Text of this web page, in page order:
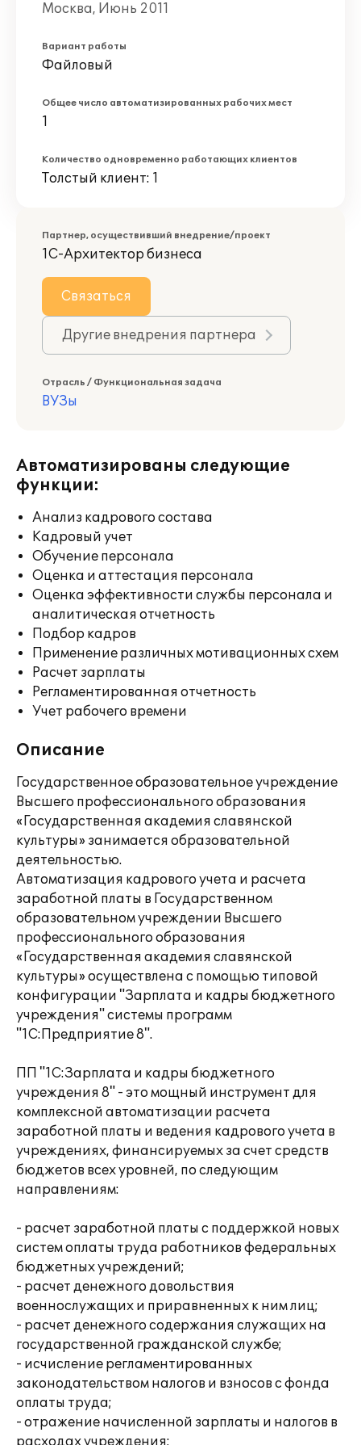
Москва, Июнь 2011
Вариант работы
Файловый
Общее число автоматизированных рабочих мест
1
Количество одновременно работающих клиентов
Толстый клиент: 1
Партнер, осуществивший внедрение/проект
1С-Архитектор бизнеса
Связаться
Другие внедрения партнера
Отрасль / Функциональная задача
ВУЗы
Автоматизированы следующие
функции:
Анализ кадрового состава
Кадровый учет
Обучение персонала
Оценка и аттестация персонала
Оценка эффективности службы персонала и
аналитическая отчетность
Подбор кадров
Применение различных мотивационных схем
Расчет зарплаты
Регламентированная отчетность
Учет рабочего времени
Описание
Государственное образовательное учреждение
Высшего профессионального образования
«Государственная академия славянской
культуры» занимается образовательной
деятельностью.
Автоматизация кадрового учета и расчета
заработной платы в Государственном
образовательном учреждении Высшего
профессионального образования
«Государственная академия славянской
культуры» осуществлена с помощью типовой
конфигурации "Зарплата и кадры бюджетного
учреждения" системы программ
"1С:Предприятие 8".
ПП "1С:Зарплата и кадры бюджетного
учреждения 8" - это мощный инструмент для
комплексной автоматизации расчета
заработной платы и ведения кадрового учета в
учреждениях, финансируемых за счет средств
бюджетов всех уровней, по следующим
направлениям:
- расчет заработной платы с поддержкой новых
систем оплаты труда работников федеральных
бюджетных учреждений;
- расчет денежного довольствия
военнослужащих и приравненных к ним лиц;
- расчет денежного содержания служащих на
государственной гражданской службе;
- исчисление регламентированных
законодательством налогов и взносов с фонда
оплаты труда;
- отражение начисленной зарплаты и налогов в
расходах учреждения;